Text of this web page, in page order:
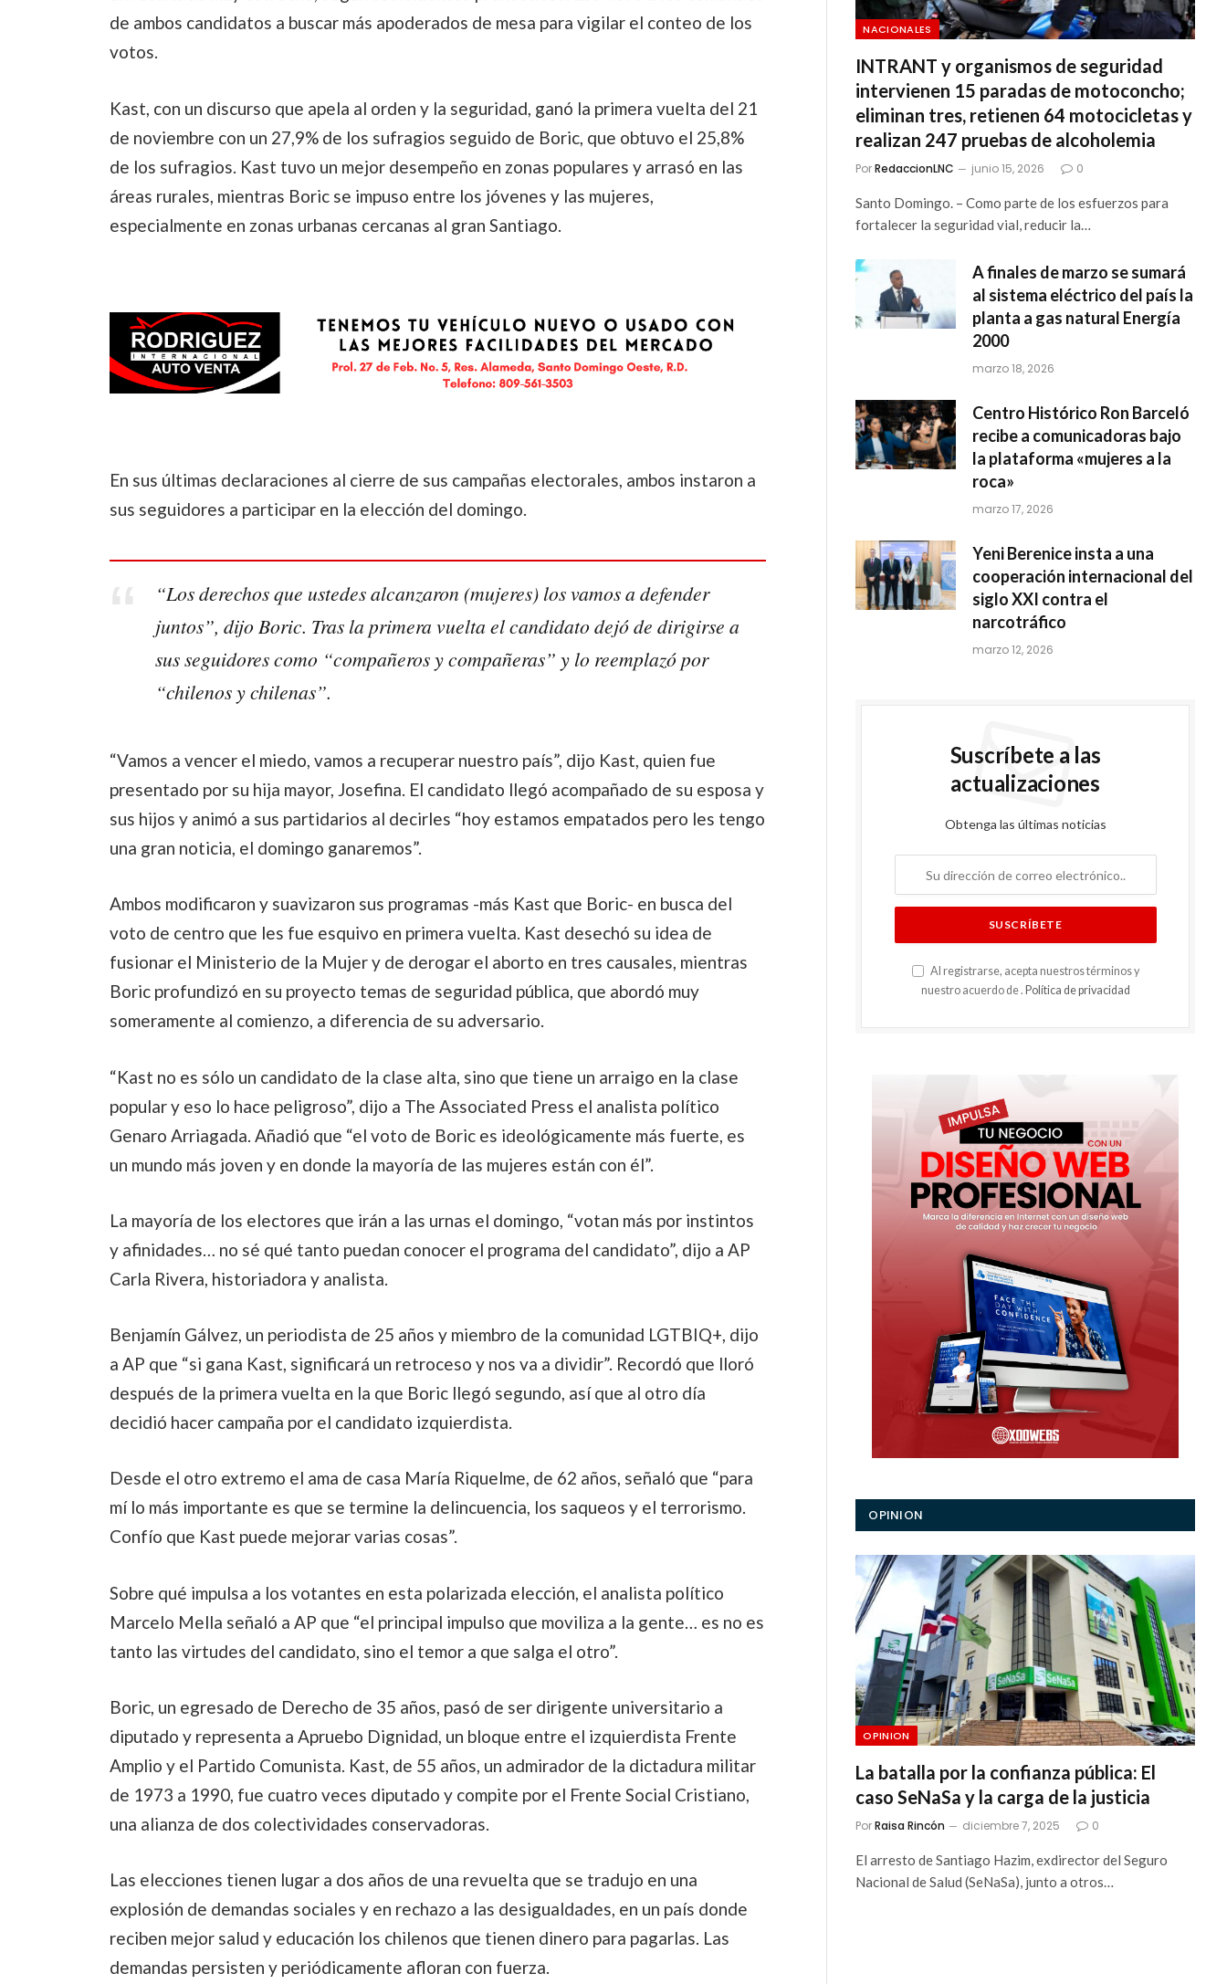
de ambos candidatos a buscar más apoderados de mesa para vigilar el conteo de los
votos.
Kast, con un discurso que apela al orden y la seguridad, ganó la primera vuelta del 21
de noviembre con un 27,9% de los sufragios seguido de Boric, que obtuvo el 25,8%
de los sufragios. Kast tuvo un mejor desempeño en zonas populares y arrasó en las
áreas rurales, mientras Boric se impuso entre los jóvenes y las mujeres,
especialmente en zonas urbanas cercanas al gran Santiago.
En sus últimas declaraciones al cierre de sus campañas electorales, ambos instaron a
sus seguidores a participar en la elección del domingo.
“Los derechos que ustedes alcanzaron (mujeres) los vamos a defender
juntos”, dijo Boric. Tras la primera vuelta el candidato dejó de dirigirse a
sus seguidores como “compañeros y compañeras” y lo reemplazó por
“chilenos y chilenas”.
“Vamos a vencer el miedo, vamos a recuperar nuestro país”, dijo Kast, quien fue
presentado por su hija mayor, Josefina. El candidato llegó acompañado de su esposa y
sus hijos y animó a sus partidarios al decirles “hoy estamos empatados pero les tengo
una gran noticia, el domingo ganaremos”.
Ambos modificaron y suavizaron sus programas -más Kast que Boric- en busca del
voto de centro que les fue esquivo en primera vuelta. Kast desechó su idea de
fusionar el Ministerio de la Mujer y de derogar el aborto en tres causales, mientras
Boric profundizó en su proyecto temas de seguridad pública, que abordó muy
someramente al comienzo, a diferencia de su adversario.
“Kast no es sólo un candidato de la clase alta, sino que tiene un arraigo en la clase
popular y eso lo hace peligroso”, dijo a The Associated Press el analista político
Genaro Arriagada. Añadió que “el voto de Boric es ideológicamente más fuerte, es
un mundo más joven y en donde la mayoría de las mujeres están con él”.
La mayoría de los electores que irán a las urnas el domingo, “votan más por instintos
y afinidades… no sé qué tanto puedan conocer el programa del candidato”, dijo a AP
Carla Rivera, historiadora y analista.
Benjamín Gálvez, un periodista de 25 años y miembro de la comunidad LGTBIQ+, dijo
a AP que “si gana Kast, significará un retroceso y nos va a dividir”. Recordó que lloró
después de la primera vuelta en la que Boric llegó segundo, así que al otro día
decidió hacer campaña por el candidato izquierdista.
Desde el otro extremo el ama de casa María Riquelme, de 62 años, señaló que “para
mí lo más importante es que se termine la delincuencia, los saqueos y el terrorismo.
Confío que Kast puede mejorar varias cosas”.
Sobre qué impulsa a los votantes en esta polarizada elección, el analista político
Marcelo Mella señaló a AP que “el principal impulso que moviliza a la gente… es no es
tanto las virtudes del candidato, sino el temor a que salga el otro”.
Boric, un egresado de Derecho de 35 años, pasó de ser dirigente universitario a
diputado y representa a Apruebo Dignidad, un bloque entre el izquierdista Frente
Amplio y el Partido Comunista. Kast, de 55 años, un admirador de la dictadura militar
de 1973 a 1990, fue cuatro veces diputado y compite por el Frente Social Cristiano,
una alianza de dos colectividades conservadoras.
Las elecciones tienen lugar a dos años de una revuelta que se tradujo en una
explosión de demandas sociales y en rechazo a las desigualdades, en un país donde
reciben mejor salud y educación los chilenos que tienen dinero para pagarlas. Las
demandas persisten y periódicamente afloran con fuerza.
NACIONALES
INTRANT y organismos de seguridad
intervienen 15 paradas de motoconcho;
eliminan tres, retienen 64 motocicletas y
realizan 247 pruebas de alcoholemia
PorRedaccionLNC junio 15, 2026 0
Santo Domingo. – Como parte de los esfuerzos para
fortalecer la seguridad vial, reducir la…
A finales de marzo se sumará
al sistema eléctrico del país la
planta a gas natural Energía
2000
marzo 18, 2026
Centro Histórico Ron Barceló
recibe a comunicadoras bajo
la plataforma «mujeres a la
roca»
marzo 17, 2026
Yeni Berenice insta a una
cooperación internacional del
siglo XXI contra el
narcotráfico
marzo 12, 2026
Suscríbete a las
actualizaciones
Obtenga las últimas noticias
Al registrarse, acepta nuestros términos y
nuestro acuerdo de . Política de privacidad
OPINION
OPINION
La batalla por la confianza pública: El
caso SeNaSa y la carga de la justicia
PorRaisa Rincón diciembre 7, 2025 0
El arresto de Santiago Hazim, exdirector del Seguro
Nacional de Salud (SeNaSa), junto a otros…